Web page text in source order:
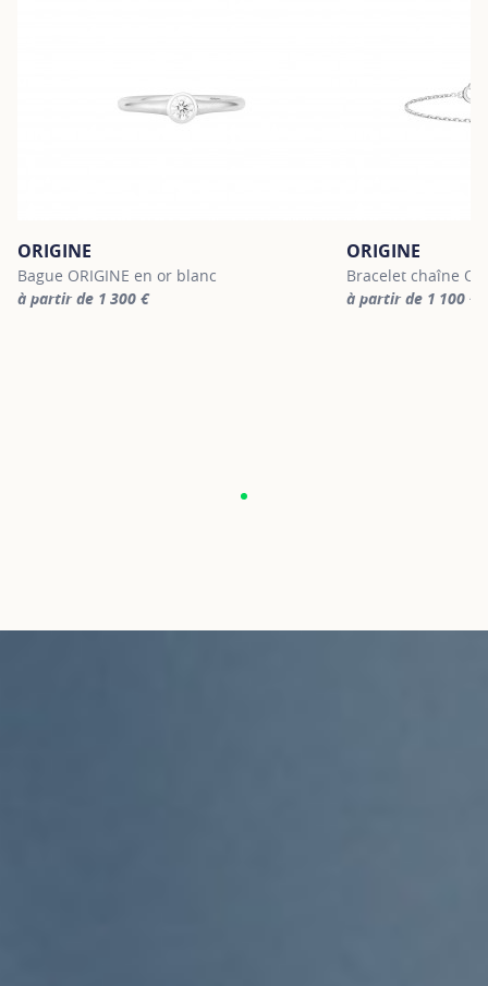
ORIGINE
Bague ORIGINE en or blanc
à partir de 1 300 €
ORIGINE
Bracelet chaîne
à partir de 1 100 €